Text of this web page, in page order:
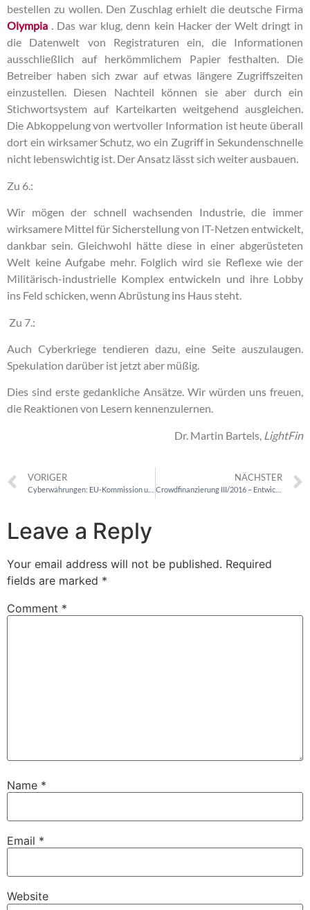
bestellen zu wollen. Den Zuschlag erhielt die deutsche Firma
Olympia . Das war klug, denn kein Hacker der Welt dringt in
die Datenwelt von Registraturen ein, die Informationen
ausschließlich auf herkömmlichem Papier festhalten. Die
Betreiber haben sich zwar auf etwas längere Zugriffszeiten
einzustellen. Diesen Nachteil können sie aber durch ein
Stichwortsystem auf Karteikarten weitgehend ausgleichen.
Die Abkoppelung von wertvoller Information ist heute überall
dort ein wirksamer Schutz, wo ein Zugriff in Sekundenschnelle
nicht lebenswichtig ist. Der Ansatz lässt sich weiter ausbauen.
Zu 6.:
Wir mögen der schnell wachsenden Industrie, die immer
wirksamere Mittel für Sicherstellung von IT-Netzen entwickelt,
dankbar sein. Gleichwohl hätte diese in einer abgerüsteten
Welt keine Aufgabe mehr. Folglich wird sie Reflexe wie der
Militärisch-industrielle Komplex entwickeln und ihre Lobby
ins Feld schicken, wenn Abrüstung ins Haus steht.
Zu 7.:
Auch Cyberkriege tendieren dazu, eine Seite auszulaugen.
Spekulation darüber ist jetzt aber müßig.
Dies sind erste gedankliche Ansätze. Wir würden uns freuen,
die Reaktionen von Lesern kennenzulernen.
Dr. Martin Bartels, LightFin
VORIGER NÄCHSTER
Crowdfinanzierung III/2016 – Entwicklung und Pleiten
Leave a Reply
Your email address will not be published. Required
fields are marked *
Comment *
Name *
Email *
Website